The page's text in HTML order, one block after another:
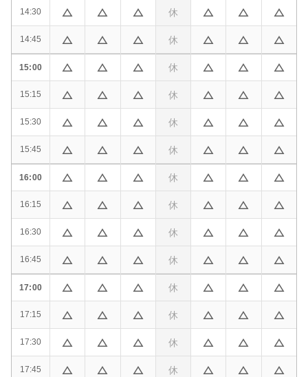
14:30
14:45
15:00
15:15
15:30
15:45
16:00
16:15
16:30
16:45
17:00
17:15
17:30
17:45
休
休
休
休
休
休
休
休
休
休
休
休
休
休